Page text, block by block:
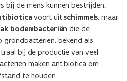
bij de mens kunnen bestrijden.
voort uit schimmels, maar
bodembacteriën die de
grondbacteriën, bekend als
bij de productie van veel
maken antibiotica om
te houden.